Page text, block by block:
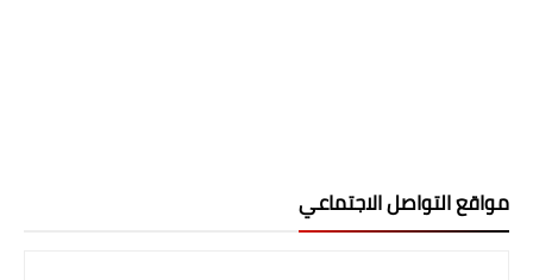
مواقع التواصل الاجتماعي